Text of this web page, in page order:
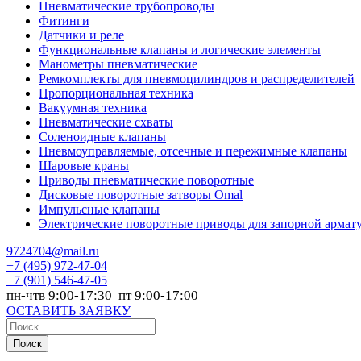
Пневматические трубопроводы
Фитинги
Датчики и реле
Функциональные клапаны и логические элементы
Манометры пневматические
Ремкомплекты для пневмоцилиндров и распределителей
Пропорциональная техника
Вакуумная техника
Пневматические схваты
Соленоидные клапаны
Пневмоуправляемые, отсечные и пережимные клапаны
Шаровые краны
Приводы пневматические поворотные
Дисковые поворотные затворы Omal
Импульсные клапаны
Электрические поворотные приводы для запорной
9724704@mail.ru
+7 (495) 972-47-04
+7 (901) 546-47-05
пн-чтв 9:00-17:30 пт 9:00-17:00
ОСТАВИТЬ ЗАЯВКУ
Поиск